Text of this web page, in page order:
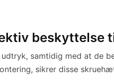
beskyttelse
samtidig med at de
sikrer disse